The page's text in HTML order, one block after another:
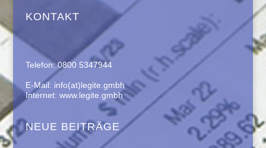
KONTAKT
Telefon: 0800 5347944
E-Mail: info(at)legite.gmbh
Internet: www.legite.gmbh
NEUE BEITRÄGE